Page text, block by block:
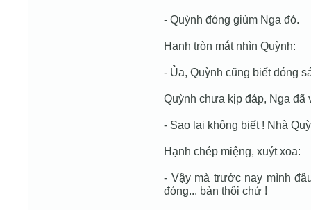
- Quỳnh đóng giùm Nga đó.
Hạnh tròn mắt nhìn Quỳnh:
- Ủa, Quỳnh cũng biết đóng
Quỳnh chưa kịp đáp, Nga đã
- Sao lại không biết ! Nhà
Hạnh chép miệng, xuýt xoa:
- Vậy mà trước nay mình
đóng... bàn thôi chứ !